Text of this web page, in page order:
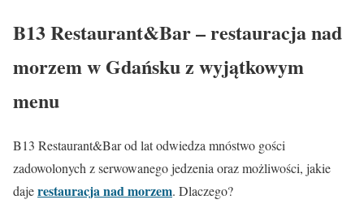
B13 Restaurant&Bar – restauracja nad
morzem w Gdańsku z wyjątkowym
menu
B13 Restaurant&Bar od lat odwiedza mnóstwo gości
zadowolonych z serwowanego jedzenia oraz możliwości, jakie
dajerestauracja nad morzem. Dlaczego?